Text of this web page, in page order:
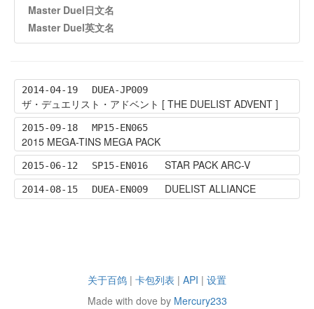
Master Duel日文名
Master Duel英文名
2014-04-19 DUEA-JP009
ザ・デュエリスト・アドベント [ THE DUELIST ADVENT ]
2015-09-18 MP15-EN065
2015 MEGA-TINS MEGA PACK
2015-06-12 SP15-EN016 STAR PACK ARC-V
2014-08-15 DUEA-EN009 DUELIST ALLIANCE
关于百鸽 | 卡包列表 | API | 设置
Made with dove by Mercury233